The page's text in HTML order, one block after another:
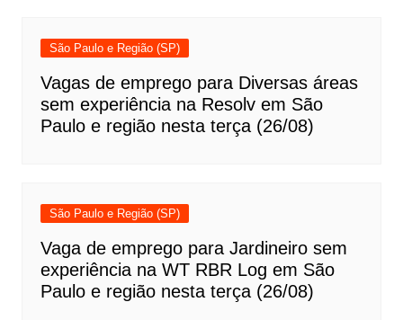
São Paulo e Região (SP)
Vagas de emprego para Diversas áreas
sem experiência na Resolv em São
Paulo e região nesta terça (26/08)
São Paulo e Região (SP)
Vaga de emprego para Jardineiro sem
experiência na WT RBR Log em São
Paulo e região nesta terça (26/08)